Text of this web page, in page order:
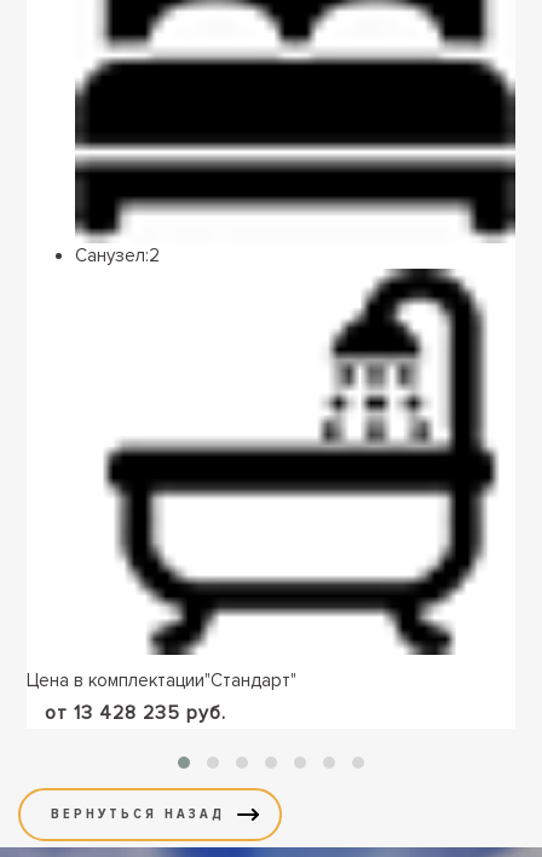
Санузел:2
Цена в комплектации"Стандарт"
от 13 428 235 руб.